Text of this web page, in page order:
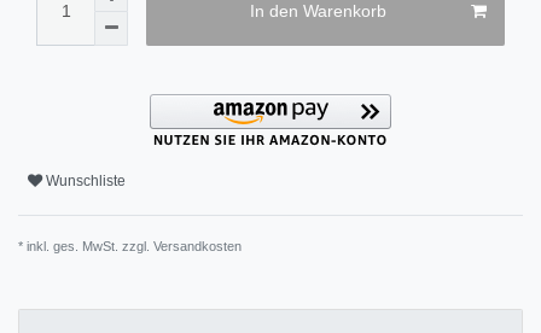
In den Warenkorb
Wunschliste
* inkl. ges. MwSt. zzgl. Versandkosten